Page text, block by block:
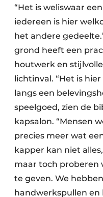
“Het is weliswaar
iedereen is hier
het andere
grond heeft een
houtwerk en
lichtinval. “Het is
langs een
speelgoed, zien de
kapsalon. “Mensen
precies meer wat
kapper kan niet
maar toch proberen
te geven. We
handwerkspullen en